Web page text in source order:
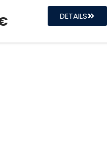
DETAILS